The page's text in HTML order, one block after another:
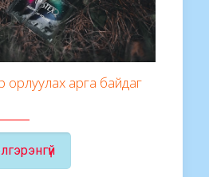
орлуулах арга байдаг